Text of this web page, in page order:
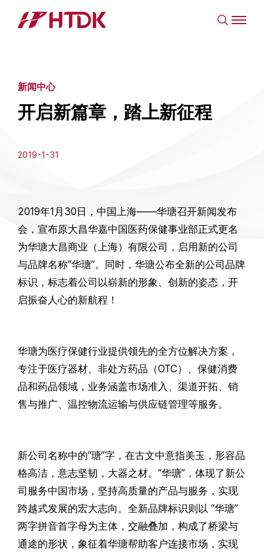
新闻中心
开启新篇章，踏上新征程
2019-1-31
2019年1月30日，中国上海——华瑭召开新闻发布
会，宣布原大昌华嘉中国医药保健事业部正式更名
为华瑭大昌商业（上海）有限公司，启用新的公司
与品牌名称“华瑭”。同时，华瑭公布全新的公司品牌
标识，标志着公司以崭新的形象、创新的姿态，开
启振奋人心的新航程！
华瑭为医疗保健行业提供领先的全方位解决方案，
专注于医疗器材、非处方药品（OTC）、保健消费
品和药品领域，业务涵盖市场准入、渠道开拓、销
售与推广、温控物流运输与供应链管理等服务。
新公司名称中的“瑭”字，在古文中意指美玉，形容品
格高洁，意志坚韧，大器之材。“华瑭”，体现了新公
司服务中国市场，坚持高质量的产品与服务，实现
跨越式发展的宏大志向。全新品牌标识则以 “华瑭”
两字拼音首字母为主体，交融叠加，构成了桥梁与
通途的形状，象征着华瑭帮助客户连接市场，实现